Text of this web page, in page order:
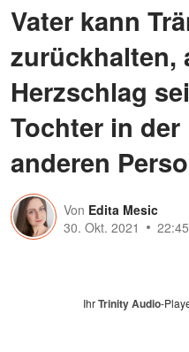
Vater kann
zurückhalten,
Herzschlag
Tochter in
anderen
Von Edita Mesic
30. Okt. 2021
22:45
IhrTrinity Audio-